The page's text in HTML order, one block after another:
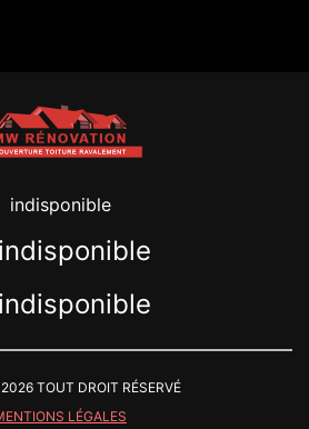
indisponible
indisponible
indisponible
TOUT DROIT RÉSERVÉ
LÉGALES